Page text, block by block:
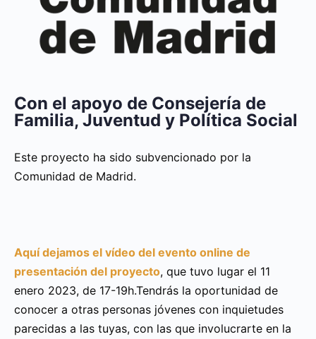
Con el apoyo de Consejería de
Familia, Juventud y Política Social
Este proyecto ha sido subvencionado por la
Comunidad de Madrid.
Aquí dejamos el vídeo del evento online de
presentación del proyecto, que tuvo lugar el 11
enero 2023, de 17-19h.Tendrás la oportunidad de
conocer a otras personas jóvenes con inquietudes
parecidas a las tuyas, con las que involucrarte en la